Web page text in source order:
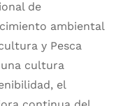
de
ambiental
y Pesca
cultura
el